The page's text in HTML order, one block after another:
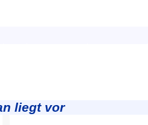
liegt vor